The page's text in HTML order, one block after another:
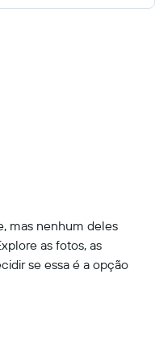
mas nenhum deles
as fotos, as
se essa é a opção